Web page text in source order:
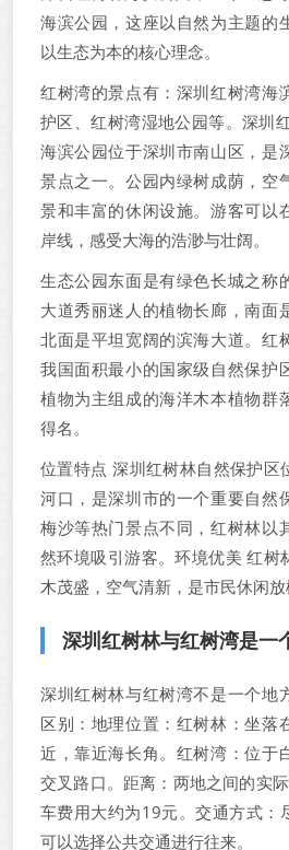
海滨公园，这座以自然为主题的
以生态为本的核心理念。
红树湾的景点有：深圳红树湾海
护区、红树湾湿地公园等。深圳
海滨公园位于深圳市南山区，是
景点之一。公园内绿树成荫，空
景和丰富的休闲设施。游客可以
岸线，感受大海的浩渺与壮阔。
生态公园东面是有绿色长城之称
大道秀丽迷人的植物长廊，南面
北面是平坦宽阔的滨海大道。红
我国面积最小的国家级自然保护
植物为主组成的海洋木本植物群
得名。
位置特点 深圳红树林自然保护区
河口，是深圳市的一个重要自然
梅沙等热门景点不同，红树林以
然环境吸引游客。环境优美 红树
木茂盛，空气清新，是市民休闲放
深圳红树林与红树湾是一
深圳红树林与红树湾不是一个地
区别：地理位置：红树林：坐落
近，靠近海长角。红树湾：位于
交叉路口。距离：两地之间的实
车费用大约为19元。交通方式：
可以选择公共交通进行往来。